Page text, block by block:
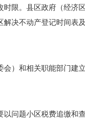
时限。县区政府（经济
解决不动产登记时间表
和相关职能部门建
题小区税费追缴和查